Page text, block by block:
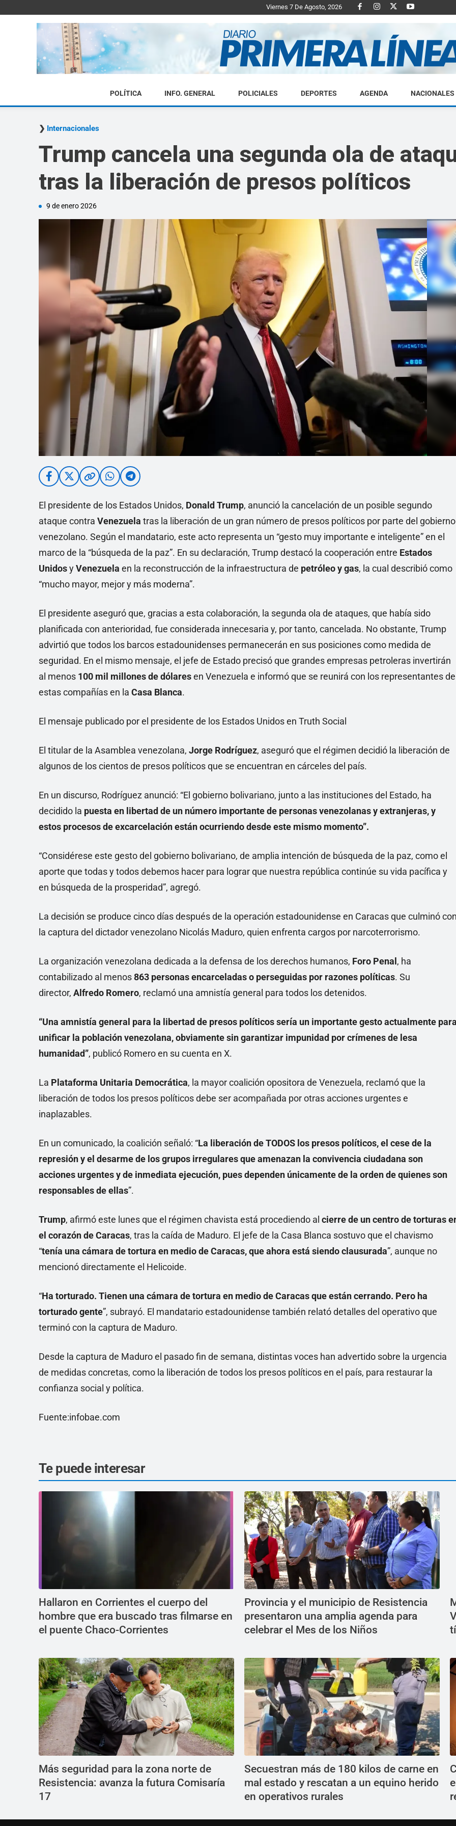
Viernes 7 De Agosto, 2026
Diario
Primera
POLÍTICA INFO. GENERAL POLICIALES DEPORTES AGENDA NACIONALES
Internacionales
Trump cancela una segunda ola de
tras la liberación de presos políticos
9 de enero 2026
El presidente de los Estados Unidos, Donald Trump, anunció la cancelación de un posible segundo
ataque contra Venezuela tras la liberación de un gran número de presos políticos por parte del gobierno
venezolano. Según el mandatario, este acto representa un “gesto muy importante e inteligente” en el
marco de la “búsqueda de la paz”. En su declaración, Trump destacó la cooperación entre Estados
UnidosyVenezuela en la reconstrucción de la infraestructura de petróleo y gas, la cual describió como
“mucho mayor, mejor y más moderna”.
El presidente aseguró que, gracias a esta colaboración, la segunda ola de ataques, que había sido
planificada con anterioridad, fue considerada innecesaria y, por tanto, cancelada. No obstante, Trump
advirtió que todos los barcos estadounidenses permanecerán en sus posiciones como medida de
seguridad. En el mismo mensaje, el jefe de Estado precisó que grandes empresas petroleras invertirán
al menos 100 mil millones de dólaresen Venezuela e informó que se reunirá con los representantes de
estas compañías en la Casa Blanca.
El mensaje publicado por el presidente de los Estados Unidos en Truth Social
El titular de la Asamblea venezolana, Jorge Rodríguez, aseguró que el régimen decidió la liberación de
algunos de los cientos de presos políticos que se encuentran en cárceles del país.
En un discurso, Rodríguez anunció: “El gobierno bolivariano, junto a las instituciones del Estado, ha
decidido la puesta en libertad de un número importante de personas venezolanas y extranjeras, y
estos procesos de excarcelación están ocurriendo desde este mismo momento”.
“Considérese este gesto del gobierno bolivariano, de amplia intención de búsqueda de la paz, como el
aporte que todas y todos debemos hacer para lograr que nuestra república continúe su vida pacífica y
en búsqueda de la prosperidad”, agregó.
La decisión se produce cinco días después de la operación estadounidense en Caracas que culminó
la captura del dictador venezolano Nicolás Maduro, quien enfrenta cargos por narcoterrorismo.
La organización venezolana dedicada a la defensa de los derechos humanos, Foro Penal , ha
contabilizado al menos863 personas encarceladas o perseguidas por razones políticas. Su
director, Alfredo Romero, reclamó una amnistía general para todos los detenidos.
“Una amnistía general para la libertad de presos políticos sería un importante gesto actualmente
unificar la población venezolana, obviamente sin garantizar impunidad por crímenes de lesa
humanidad”, publicó Romero en su cuenta en X.
La Plataforma Unitaria Democrática, la mayor coalición opositora de Venezuela, reclamó que la
liberación de todos los presos políticos debe ser acompañada por otras acciones urgentes e
inaplazables.
En un comunicado, la coalición señaló: “La liberación de TODOS los presos políticos, el cese de la
represión y el desarme de los grupos irregulares que amenazan la convivencia ciudadana son
acciones urgentes y de inmediata ejecución, pues dependen únicamente de la orden de quienes son
responsables de ellas”.
Trump, afirmó este lunes que el régimen chavista está procediendo al cierre de un centro de torturas
el corazón de Caracas, tras la caída de Maduro. El jefe de la Casa Blanca sostuvo que el chavismo
“tenía una cámara de tortura en medio de Caracas, que ahora está siendo clausurada”, aunque no
mencionó directamente el Helicoide.
“Ha torturado. Tienen una cámara de tortura en medio de Caracas que están cerrando. Pero ha
torturado gente”, subrayó. El mandatario estadounidense también relató detalles del operativo que
terminó con la captura de Maduro.
Desde la captura de Maduro el pasado fin de semana, distintas voces han advertido sobre la urgencia
de medidas concretas, como la liberación de todos los presos políticos en el país, para restaurar la
confianza social y política.
Fuente:infobae.com
Te puede interesar
Hallaron en Corrientes el cuerpo del
hombre que era buscado tras filmarse en
el puente Chaco-Corrientes
Provincia y el municipio de Resistencia
presentaron una amplia agenda para
celebrar el Mes de los Niños
Más seguridad para la zona norte de
Resistencia: avanza la futura Comisaría
17
Secuestran más de 180 kilos de carne en
mal estado y rescatan a un equino herido
en operativos rurales